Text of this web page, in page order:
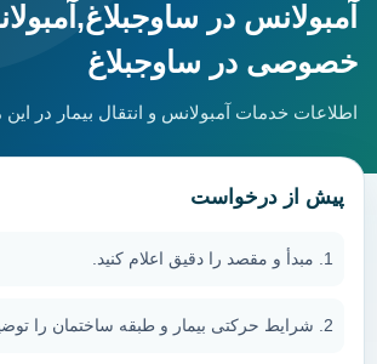
آمبولانس در
خصوصی در ساوجبلاغ
اطلاعات خدمات آمبولانس و انتقال بیمار در
پیش از درخواست
مبدأ و مقصد را دقیق اعلام کنید.
شرایط حرکتی بیمار و طبقه ساختمان را